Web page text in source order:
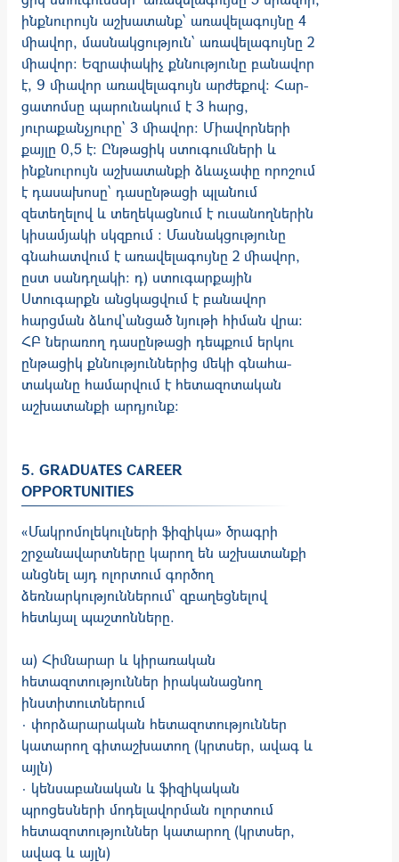
ինքնուրույն աշխատանք՝ առավելա­գույնը 4
միավոր, մասնակցություն՝ առավելագույնը 2
միավոր։ Եզրափակիչ քննությունը բանավոր
է, 9 միավոր առավելագույն արժեքով: Հար­
ցա­տոմսը պարունակում է 3 հարց,
յուրաքանչյուրը` 3 միավոր: Միավորների
քայլը 0,5 է: Ընթացիկ ստուգումների և
ինքնուրույն աշխատանքի ձևաչափը որոշում
է դասա­­խոսը՝ դասընթացի պլանում
զետեղելով և տեղեկացնում է ուսանողներին
կիսամյակի սկզբում ։ Մասնակցությունը
գնահատվում է առավելագույնը 2 միավոր,
ըստ սանդղակի։ դ) ստուգարքային
Ստուգարքն անցկացվում է բանավոր
հարցման ձևով`անցած նյութի հիման վրա:
ՀԲ ներառող դասընթացի դեպքում երկու
ընթացիկ քննություններից մեկի գնահա­
տականը համարվում է հետազոտական
աշխատանքի արդյունք։
5. GRADUATES CAREER
OPPORTUNITIES
«Մակրոմոլեկուլների ֆիզիկա» ծրագրի
շրջանավարտները կարող են աշխատանքի
անցնել այդ ոլորտում գործող
ձեռնարկություններում` զբաղեցնելով
հետևյալ պաշտոնները.
ա) Հիմնարար և կիրառական
հետազոտություններ իրականացնող
ինստիտուտներում
· փորձարարական հետազոտություններ
կատարող գիտաշխատող (կրտսեր, ավագ և
այլն)
· կենսաբանական և ֆիզիկական
պրոցեսների մոդելավորման ոլորտում
հետազոտություններ կատարող (կրտսեր,
ավագ և այլն)